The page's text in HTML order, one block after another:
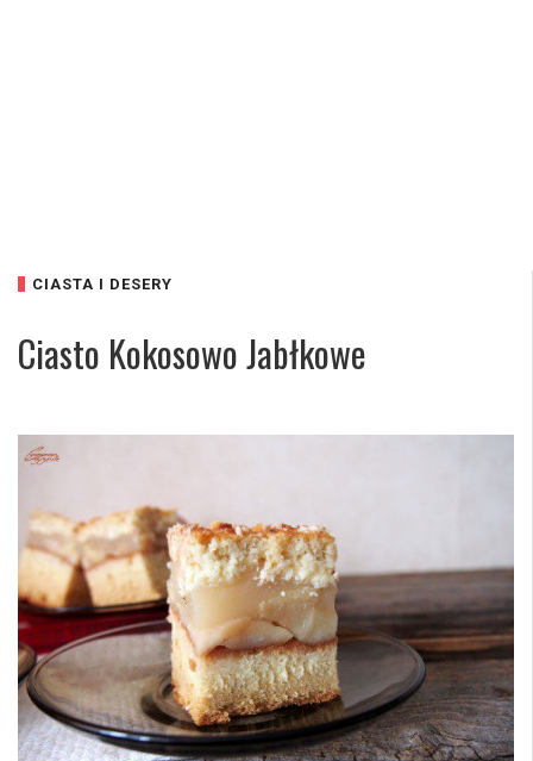
CIASTA I DESERY
Ciasto Kokosowo Jabłkowe